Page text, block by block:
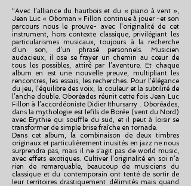
"Avec l’alliance du hautbois et du « piano à vent »,
Jean Luc « Oboman » Fillon continue à jouer -et son
parcours nous le prouve- avec l’originalité de cet
instrument, hors contexte classique, privilégiant les
particularismes musicaux, toujours à la recherche
d’un son, d’un phrasé personnels. Musicien
audacieux, il ose se frayer un chemin au cœur de
tous les possibles, attiré par l’aventure. Et chaque
album en est une nouvelle preuve, multipliant les
rencontres, les essais, les recherches. Pour l’élégance
du jeu, l’équilibre des voix, la couleur et la subtilité de
l’anche double. Oboréades réunit cette fois Jean Luc
Fillon à l’accordéoniste Didier Ithursarry . Oboréades,
dans la mythologie est lefils de Borée (vent du Nord)
avec Erythie qui souffle du sud, et il peut à loisir se
transformer de simple brise fraîche en tornade.
Dans cet album, la combinaison de deux timbres
originaux et particulièrement inusités en jazz ne nous
surprendra pas, mais il ne s’agit pas de world music,
avec effets exotiques. Cultiver l’originalité en soi n’a
rien de remarquable, beaucoup de musiciens du
classique et du contemporain ont tenté de sortir de
leur territoires drastiquement délimités mais quand